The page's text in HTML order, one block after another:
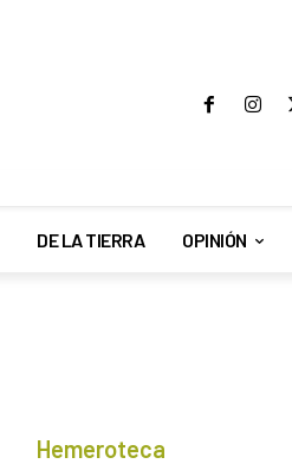
DE LA TIERRA OPINIÓN
Hemeroteca